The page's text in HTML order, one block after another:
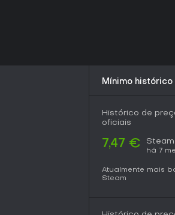
campanha single-player que une
específicos, culminando em batalhas
e complexidade para jogadores
insights narrativos extras. Sem
estruturada pelos torneios Hackon
Mínimo histórico
Histórico de
oficiais
7,47 € Steam
há 7
Atualmente mais
Steam